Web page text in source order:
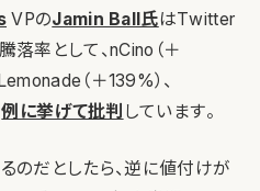
VPのJamin Ball氏はTwitter
率として、nCino（＋
（＋139%）、
例に挙げて批判 しています。
のだとしたら、逆に値付けが